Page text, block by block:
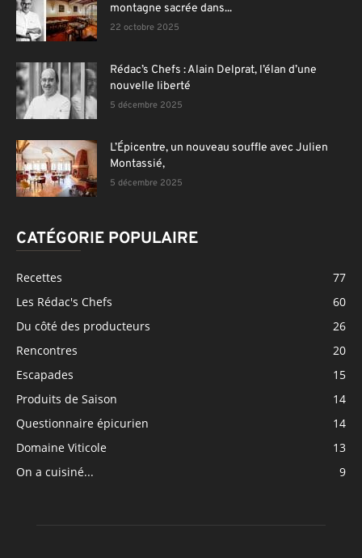
montagne sacrée dans...
22 octobre 2025
Rédac’s Chefs : Alain Delprat, l’élan d’une
nouvelle liberté
5 décembre 2025
L’Épicentre, un nouveau souffle avec Julien
Montassié,
5 décembre 2025
CATÉGORIE POPULAIRE
Recettes
77
Les Rédac's Chefs
60
Du côté des producteurs
26
Rencontres
20
Escapades
15
Produits de Saison
14
Questionnaire épicurien
14
Domaine Viticole
13
On a cuisiné...
9